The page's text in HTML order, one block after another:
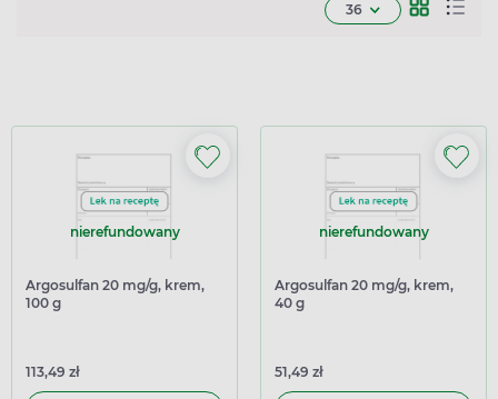
36
nierefundowany
Argosulfan 20 mg/g, krem,
100 g
113,49 zł
nierefundowany
Argosulfan 20 mg/g, krem,
40 g
51,49 zł